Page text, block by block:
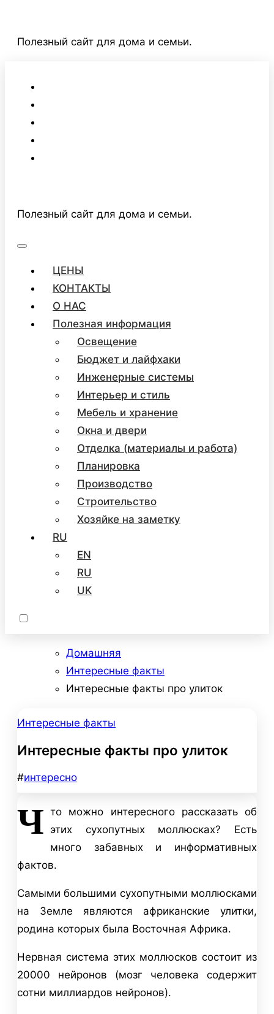
содержимому
Полезный сайт для дома и семьи.
Полезный сайт для дома и семьи.
ЦЕНЫ
КОНТАКТЫ
О НАС
Полезная информация
Освещение
Бюджет и лайфхаки
Инженерные системы
Интерьер и стиль
Мебель и хранение
Окна и двери
Отделка (материалы и работа)
Планировка
Производство
Строительство
Хозяйке на заметку
RU
EN
RU
UK
Домашняя
Интересные факты
Интересные факты про улиток
Интересные факты
Интересные факты про улиток
#интересно
Ч то можно интересного рассказать об
этих сухопутных моллюсках? Есть
много забавных и информативных
фактов.
Самыми большими сухопутными моллюсками
на Земле являются африканские улитки,
родина которых была Восточная Африка.
Нервная система этих моллюсков состоит из
20000 нейронов (мозг человека содержит
сотни миллиардов нейронов).